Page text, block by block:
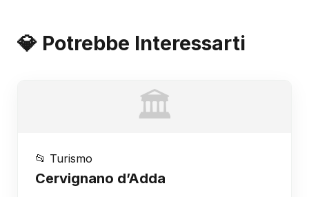
💎 Potrebbe Interessarti
🏛️
📂 Turismo
Cervignano d’Adda